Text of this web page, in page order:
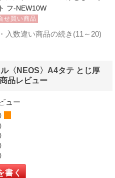
フ-NEW10W
せ買い商品
入数違い商品の続き(11～20)
〈NEOS〉A4タテ とじ厚
品レビュー
ュー
書く